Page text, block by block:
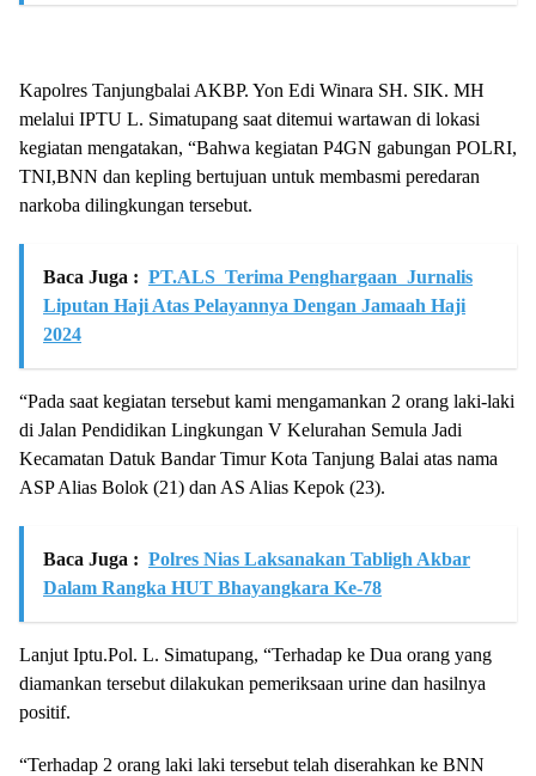
Kapolres Tanjungbalai AKBP. Yon Edi Winara SH. SIK. MH
melalui IPTU L. Simatupang saat ditemui wartawan di lokasi
kegiatan mengatakan, “Bahwa kegiatan P4GN gabungan POLRI,
TNI,BNN dan kepling bertujuan untuk membasmi peredaran
narkoba dilingkungan tersebut.
Baca Juga : PT.ALS Terima Penghargaan Jurnalis
Liputan Haji Atas Pelayannya Dengan Jamaah Haji
2024
“Pada saat kegiatan tersebut kami mengamankan 2 orang laki-laki
di Jalan Pendidikan Lingkungan V Kelurahan Semula Jadi
Kecamatan Datuk Bandar Timur Kota Tanjung Balai atas nama
ASP Alias Bolok (21) dan AS Alias Kepok (23).
Baca Juga : Polres Nias Laksanakan Tabligh Akbar
Dalam Rangka HUT Bhayangkara Ke-78
Lanjut Iptu.Pol. L. Simatupang, “Terhadap ke Dua orang yang
diamankan tersebut dilakukan pemeriksaan urine dan hasilnya
positif.
“Terhadap 2 orang laki laki tersebut telah diserahkan ke BNN